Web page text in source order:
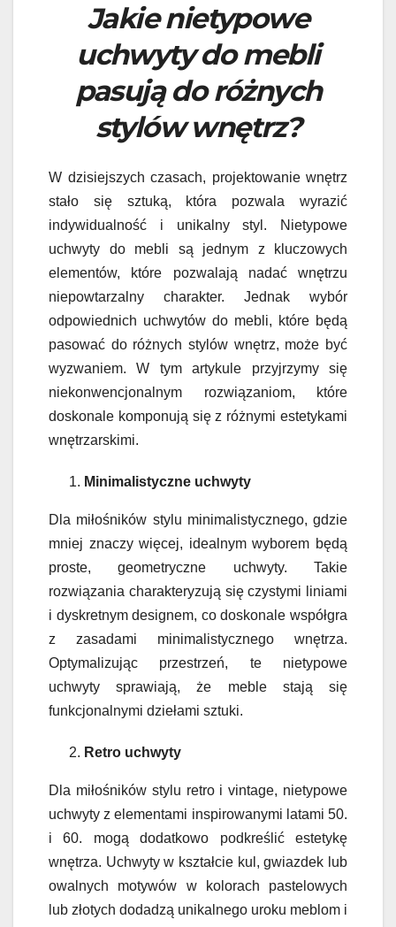
Jakie nietypowe
uchwyty do mebli
pasują do różnych
stylów wnętrz?
W dzisiejszych czasach, projektowanie wnętrz
stało się sztuką, która pozwala wyrazić
indywidualność i unikalny styl. Nietypowe
uchwyty do mebli są jednym z kluczowych
elementów, które pozwalają nadać wnętrzu
niepowtarzalny charakter. Jednak wybór
odpowiednich uchwytów do mebli, które będą
pasować do różnych stylów wnętrz, może być
wyzwaniem. W tym artykule przyjrzymy się
niekonwencjonalnym rozwiązaniom, które
doskonale komponują się z różnymi estetykami
wnętrzarskimi.
Minimalistyczne uchwyty
Dla miłośników stylu minimalistycznego, gdzie
mniej znaczy więcej, idealnym wyborem będą
proste, geometryczne uchwyty. Takie
rozwiązania charakteryzują się czystymi liniami
i dyskretnym designem, co doskonale współgra
z zasadami minimalistycznego wnętrza.
Optymalizując przestrzeń, te nietypowe
uchwyty sprawiają, że meble stają się
funkcjonalnymi dziełami sztuki.
Retro uchwyty
Dla miłośników stylu retro i vintage, nietypowe
uchwyty z elementami inspirowanymi latami 50.
i 60. mogą dodatkowo podkreślić estetykę
wnętrza. Uchwyty w kształcie kul, gwiazdek lub
owalnych motywów w kolorach pastelowych
lub złotych dodadzą unikalnego uroku meblom i